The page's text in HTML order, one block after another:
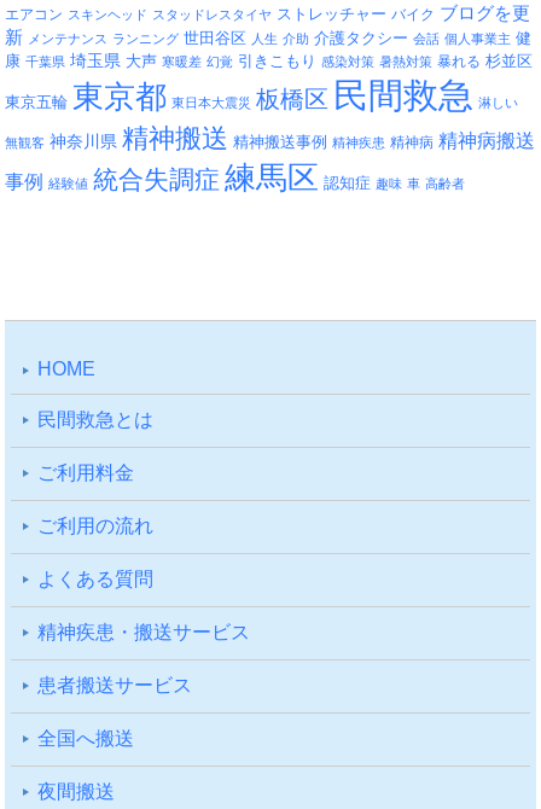
エアコン スキンヘッド スタッドレスタイヤ ストレッチャー バイク ブログを更
新 メンテナンス ランニング 世田谷区 人生 介助 介護タクシー 会話 個人事業主 健
康 千葉県 埼玉県 大声 寒暖差 幻覚 引きこもり 感染対策 暑熱対策 暴れる 杉並区
東京五輪 東京都 東日本大震災 板橋区 民間救急 淋しい
無観客 神奈川県 精神搬送 精神搬送事例 精神疾患 精神病 精神病搬送
事例
経験値 統合失調症 練馬区 認知症 趣味 車 高齢者
HOME
⺠間救急とは
ご利⽤料⾦
ご利⽤の流れ
よくある質問
精神疾患・搬送サービス
患者搬送サービス
全国へ搬送
夜間搬送